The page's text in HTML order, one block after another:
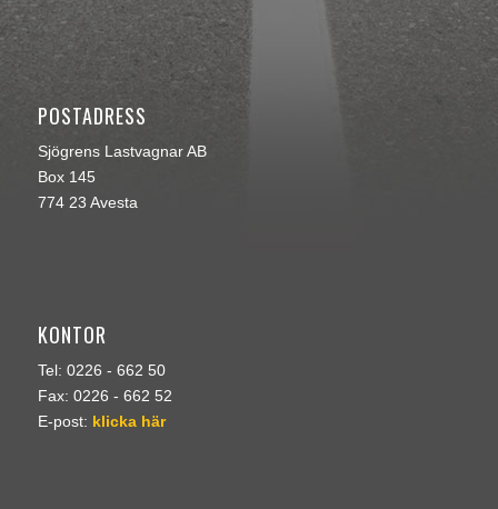
POSTADRESS
Sjögrens Lastvagnar AB
Box 145
774 23 Avesta
KONTOR
Tel: 0226 - 662 50
Fax: 0226 - 662 52
E-post: klicka här